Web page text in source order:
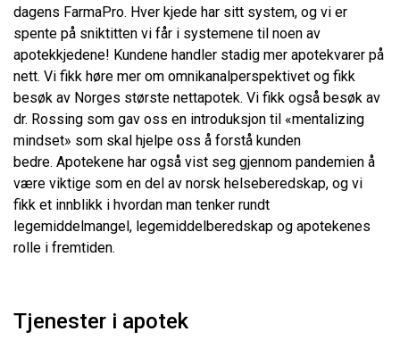
dagens FarmaPro. Hver kjede har sitt system, og vi er
spente på sniktitten vi får i systemene til noen av
apotekkjedene! Kundene handler stadig mer apotekvarer på
nett. Vi fikk høre mer om omnikanalperspektivet og fikk
besøk av Norges største nettapotek. Vi fikk også besøk av
dr. Rossing som gav oss en introduksjon til «mentalizing
mindset» som skal hjelpe oss å forstå kunden
bedre. Apotekene har også vist seg gjennom pandemien å
være viktige som en del av norsk helseberedskap, og vi
fikk et innblikk i hvordan man tenker rundt
legemiddelmangel, legemiddelberedskap og apotekenes
rolle i fremtiden.
Tjenester i apotek